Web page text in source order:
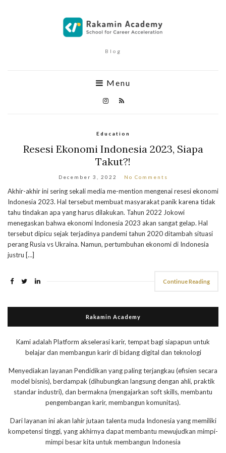
Blog
Menu
Education
Resesi Ekonomi Indonesia 2023, Siapa
Takut?!
December 3, 2022 No Comments
Akhir-akhir ini sering sekali media me-mention mengenai resesi ekonomi
Indonesia 2023. Hal tersebut membuat masyarakat panik karena tidak
tahu tindakan apa yang harus dilakukan. Tahun 2022 Jokowi
menegaskan bahwa ekonomi Indonesia 2023 akan sangat gelap. Hal
tersebut dipicu sejak terjadinya pandemi tahun 2020 ditambah situasi
perang Rusia vs Ukraina. Namun, pertumbuhan ekonomi di Indonesia
justru […]
Continue Reading
Rakamin Academy
Kami adalah Platform akselerasi karir, tempat bagi siapapun untuk
belajar dan membangun karir di bidang digital dan teknologi
Menyediakan layanan Pendidikan yang paling terjangkau (efisien secara
model bisnis), berdampak (dihubungkan langsung dengan ahli, praktik
standar industri), dan bermakna (mengajarkan soft skills, membantu
pengembangan karir, membangun komunitas).
Dari layanan ini akan lahir jutaan talenta muda Indonesia yang memiliki
kompetensi tinggi, yang akhirnya dapat membantu mewujudkan mimpi-
mimpi besar kita untuk membangun Indonesia